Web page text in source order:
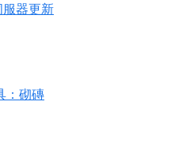
器更新
：砌磚